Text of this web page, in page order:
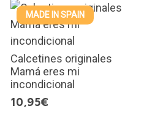
MADE IN SPAIN
Calcetines originales
Mamá eres mi
incondicional
10,95€